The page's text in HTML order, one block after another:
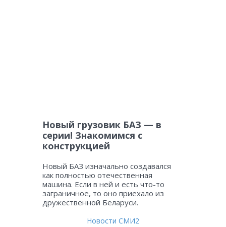
Новый грузовик БАЗ — в
серии! Знакомимся с
конструкцией
Новый БАЗ изначально создавался
как полностью отечественная
машина. Если в ней и есть что-то
заграничное, то оно приехало из
дружественной Беларуси.
Новости СМИ2